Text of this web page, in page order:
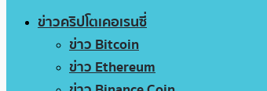
ข่าวคริปโตเคอเรนซี่
ข่าว Bitcoin
ข่าว Ethereum